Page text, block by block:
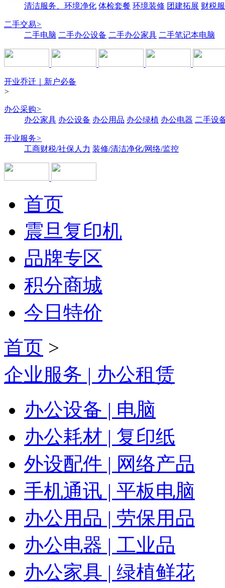
清洁服务、环境净化 体检套餐 环境装修 团建拓展 财税
二手交易>
二手电脑 二手办公设备 二手办公家具 二手笔记本电脑
开业乔迁｜新户必备
>
办公采购>
办公家具 办公设备 办公用品 办公绿植 办公电器 二手设
开业服务>
工商财税/社保人力 装修/清洁净化/网络/监控
首页
震旦复印机
品牌专区
积分商城
今日特价
首页 >
企业服务 | 办公租赁
办公设备 | 电脑
办公耗材 | 复印纸
外设配件 | 网络产品
手机通讯 | 平板电脑
办公用品 | 劳保用品
办公电器 | 工业品
办公家具 | 绿植鲜花